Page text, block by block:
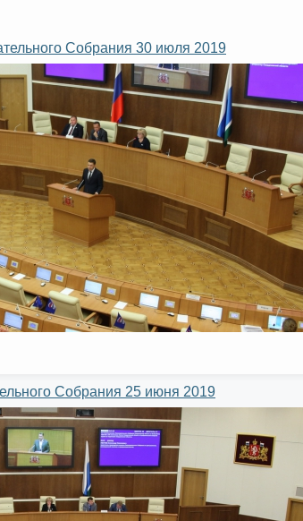
Собрания 30 июля 2019
Собрания 25 июня 2019